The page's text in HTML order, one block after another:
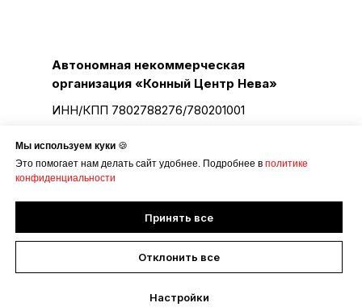
Мы используем куки 🍪
Это помогает нам делать сайт удобнее. Подробнее в политике
конфиденциальности
Принять все
Отклонить все
Настройки
ИНН/КПП 7802788276/780201001
Автономная некоммерческая
организация «Конный Центр Нева»
ksk-neva@yandex.ru
Документы
Политика конфиденциальности